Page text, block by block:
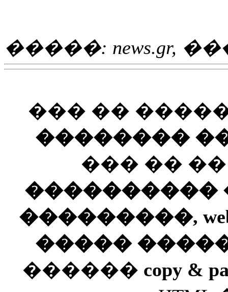
�����: news.gr,
��� ��
��������
��� ��
����������
���������,
�����
������ copy &